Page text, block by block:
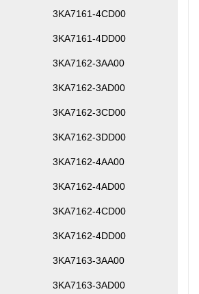
3KA7161-4CD00
3KA7161-4DD00
3KA7162-3AA00
3KA7162-3AD00
3KA7162-3CD00
3KA7162-3DD00
3KA7162-4AA00
3KA7162-4AD00
3KA7162-4CD00
3KA7162-4DD00
3KA7163-3AA00
3KA7163-3AD00